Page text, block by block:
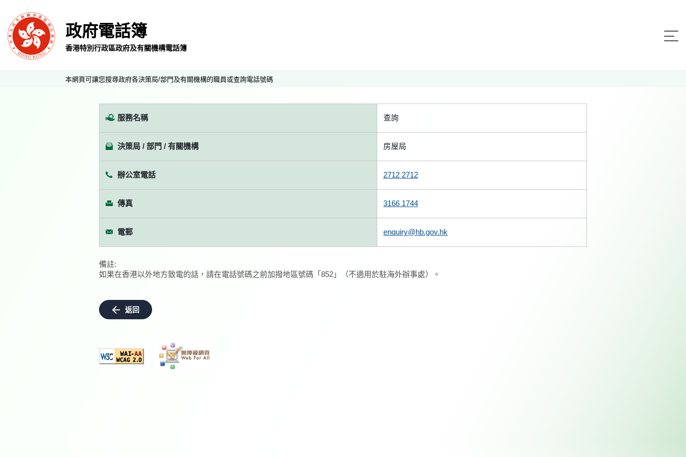
政府電話簿
香港特別行政區政府及有關機構電話簿
本網頁可讓您搜尋政府各決策局/部門及有關機構的職員或查詢電話號碼
服務名稱 查詢
決策局 / 部門 / 有關機構 房屋局
辦公室電話 2712 2712
傳真 3166 1744
電郵 enquiry@hb.gov.hk
備註:
如果在香港以外地方致電的話，請在電話號碼之前加撥地區號碼「852」（不適用於駐海外辦事處）。
返回